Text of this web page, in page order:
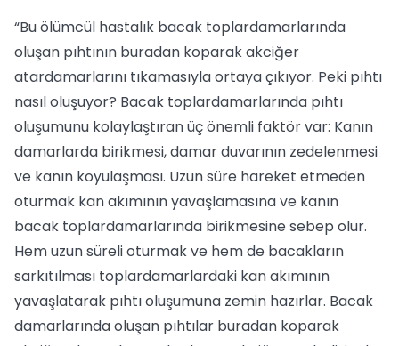
“Bu ölümcül hastalık bacak toplardamarlarında
oluşan pıhtının buradan koparak akciğer
atardamarlarını tıkamasıyla ortaya çıkıyor. Peki pıhtı
nasıl oluşuyor? Bacak toplardamarlarında pıhtı
oluşumunu kolaylaştıran üç önemli faktör var: Kanın
damarlarda birikmesi, damar duvarının zedelenmesi
ve kanın koyulaşması. Uzun süre hareket etmeden
oturmak kan akımının yavaşlamasına ve kanın
bacak toplardamarlarında birikmesine sebep olur.
Hem uzun süreli oturmak ve hem de bacakların
sarkıtılması toplardamarlardaki kan akımının
yavaşlatarak pıhtı oluşumuna zemin hazırlar. Bacak
damarlarında oluşan pıhtılar buradan koparak